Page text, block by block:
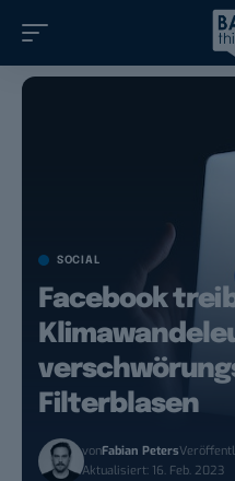
SOCIAL
Facebook
Filterblasen
vonFabian Peters
Aktualisiert: 16. Feb. 2023